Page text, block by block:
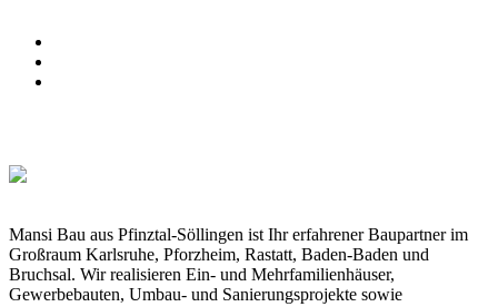
Mansi Bau aus Pfinztal-Söllingen ist Ihr erfahrener Baupartner im
Großraum Karlsruhe, Pforzheim, Rastatt, Baden-Baden und
Bruchsal. Wir realisieren Ein- und Mehrfamilienhäuser,
Gewerbebauten, Umbau- und Sanierungsprojekte sowie